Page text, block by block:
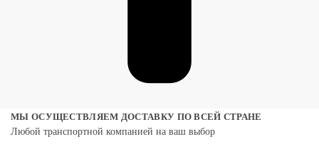
МЫ ОСУЩЕСТВЛЯЕМ ДОСТАВКУ ПО ВСЕЙ СТРАНЕ
Любой транспортной компанией на ваш выбор